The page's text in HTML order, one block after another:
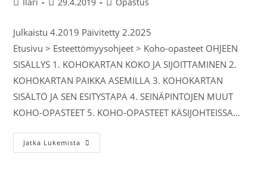
Julkaistu 4.2019 Päivitetty 2.2025
Etusivu > Esteettömyysohjeet > Koho-opasteet OHJEEN
SISÄLLYS 1. KOHOKARTAN KOKO JA SIJOITTAMINEN 2.
KOHOKARTAN PAIKKA ASEMILLA 3. KOHOKARTAN
SISÄLTÖ JA SEN ESITYSTAPA 4. SEINÄPINTOJEN MUUT
KOHO-OPASTEET 5. KOHO-OPASTEET KÄSIJOHTEISSA…
Jatka Lukemista